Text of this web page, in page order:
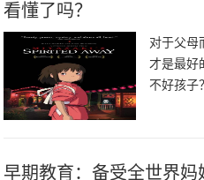
看懂了吗？
对于父母
才是最好
不好孩子
的爸爸
早期教育：备受全世界